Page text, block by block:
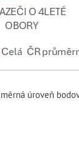
úroveň